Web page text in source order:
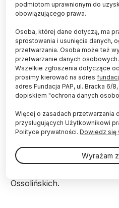
Źródło: Biblioteka Cyfrowa
Ponad pół tysiąca lat
Wrocławiu przez Kaspra
Statuta synodalia
pierwsze w historii druki
polskim. Historycy,
tym rozmawiać podczas
Organizatorami
cyberprzestrzeni. 550-
które zaplanowano na 26-
Wrocławskiego, Instytut
Wydział Teologiczny we
Ossolińskich.
podmiotom uprawnionym do
obowiązującego prawa.
Osoba, której dane dotyczą, ma
sprostowania i usunięcia danych,
przetwarzania. Osoba może też
przetwarzanie danych osobowych.
Wszelkie zgłoszenia dotyczące
prosimy kierować na adres
adres Fundacja PAP, ul. Bracka 6/
dopiskiem "ochrona danych
Więcej o zasadach przetwarzania
przysługujących Użytkownikowi
Polityce prywatności. Dowiedz się
Wyrażam